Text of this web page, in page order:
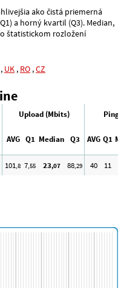
ako čistá priemerná
a horný kvartil (Q3). Median,
štatistickom rozložení
, UK , RO ,CZ
Upload (Mbits) Ping
AVG Q1 Median Q3 AVG Q1
101,8 7,55 23,07 88,29 40 11